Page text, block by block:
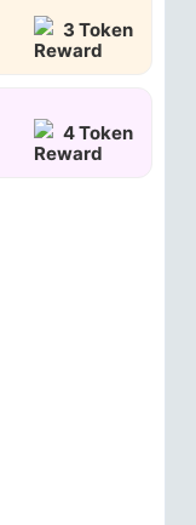
3 Token
4 Token